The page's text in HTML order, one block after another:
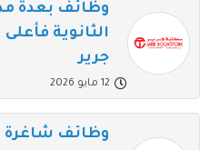
وظائف بعدة
الثانوية
جرير
12 مايو 2026
وظائف شاغرة